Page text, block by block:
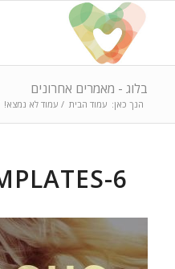
בלוג - מאמרים אחרונים
הנך כאן: עמוד הבית / עמוד לא נמצא!
6